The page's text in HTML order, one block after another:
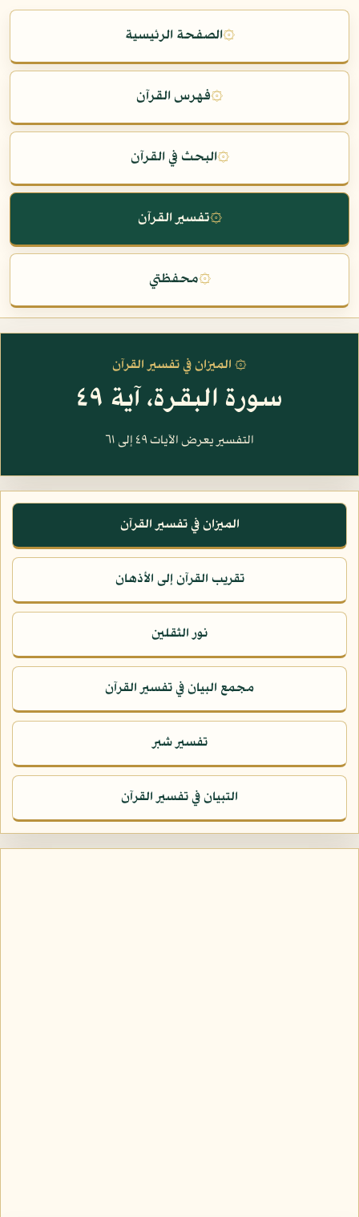
۞الصفحة الرئيسية
۞فهرس القرآن
۞البحث في القرآن
۞تفسير القرآن
۞محفظتي
۞ الميزان في تفسير القرآن
سورة البقرة، آية ٤٩
التفسير يعرض الآيات ٤٩ إلى ٦١
الميزان في تفسير القرآن
تقريب القرآن إلى الأذهان
نور الثقلين
مجمع البيان في تفسير القرآن
تفسير شبر
التبيان في تفسير القرآن